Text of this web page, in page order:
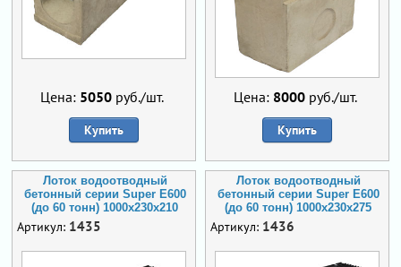
Цена: 5050руб./шт.
Купить
Цена: 8000руб./шт.
Купить
Лоток водоотводный
бетонный серии Super Е600
(до 60 тонн) 1000x230x210
Артикул: 1435
Лоток водоотводный
бетонный серии Super Е600
(до 60 тонн) 1000x230x275
Артикул: 1436